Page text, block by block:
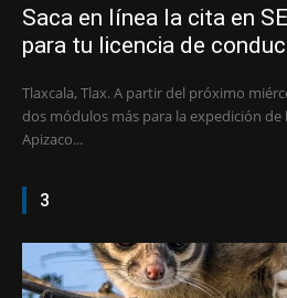
Saca en línea la cita en
para tu licencia de
Tlaxcala, Tlax. A partir del próximo
dos módulos más para la expedición de
Apizaco...
3